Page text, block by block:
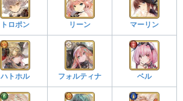
トロポン リーン マーリン
ハトホル フォルティナ ベル